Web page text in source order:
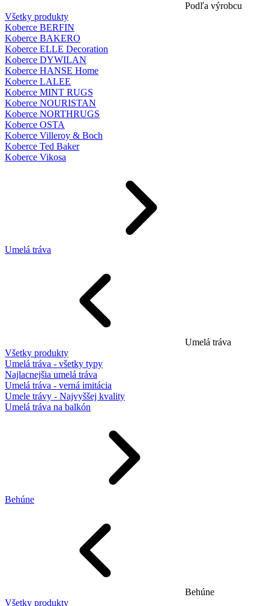
Podľa výrobcu
Všetky produkty
Koberce BERFIN
Koberce BAKERO
Koberce ELLE Decoration
Koberce DYWILAN
Koberce HANSE Home
Koberce LALEE
Koberce MINT RUGS
Koberce NOURISTAN
Koberce NORTHRUGS
Koberce OSTA
Koberce Villeroy & Boch
Koberce Ted Baker
Koberce Vikosa
Umelá tráva
Umelá tráva
Všetky produkty
Umelá tráva - všetky typy
Najlacnejšia umelá tráva
Umelá tráva - verná imitácia
Umele trávy - Najvyššej kvality
Umelá tráva na balkón
Behúne
Behúne
Všetky produkty